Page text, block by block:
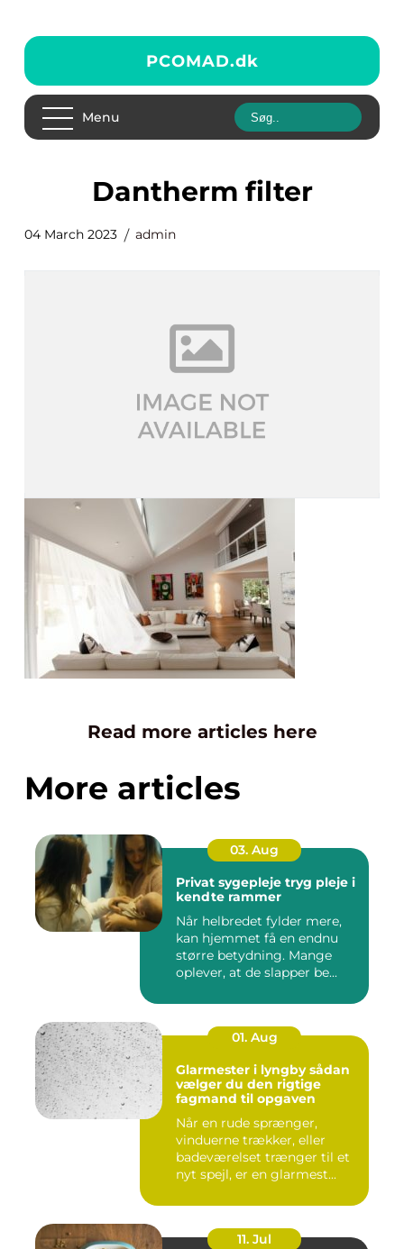
PCOMAD.dk
Menu
dantherm filter
04 March 2023 admin
Read more articles here
More articles
03. Aug
Privat sygepleje tryg pleje i
kendte rammer
Når helbredet fylder mere,
kan hjemmet få en endnu
større betydning. Mange
oplever, at de slapper be...
01. Aug
Glarmester i lyngby sådan
vælger du den rigtige
fagmand til opgaven
Når en rude sprænger,
vinduerne trækker, eller
badeværelset trænger til et
nyt spejl, er en glarmest...
11. Jul